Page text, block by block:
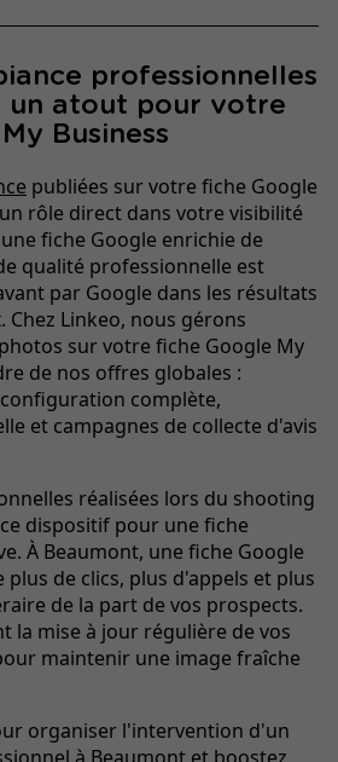
professionnelles
un atout pour votre
Business
publiées sur votre fiche Google
rôle direct dans votre visibilité
fiche Google enrichie de
qualité professionnelle est
par Google dans les résultats
Chez Linkeo, nous gérons
sur votre fiche Google My
de nos offres globales :
complète,
et campagnes de collecte d'avis
réalisées lors du shooting
dispositif pour une fiche
À Beaumont, une fiche Google
de clics, plus d'appels et plus
de la part de vos prospects.
la mise à jour régulière de vos
maintenir une image fraîche
organiser l'intervention d'un